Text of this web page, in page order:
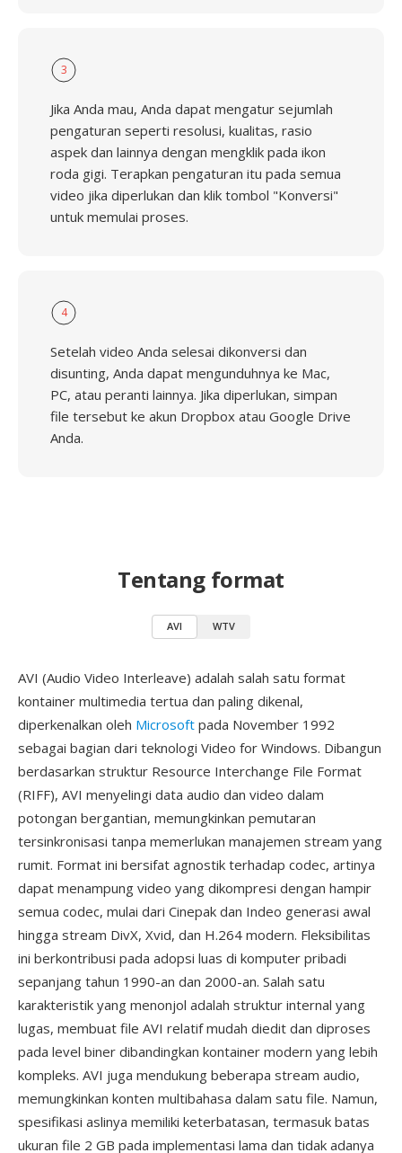
3
Jika Anda mau, Anda dapat mengatur sejumlah
pengaturan seperti resolusi, kualitas, rasio
aspek dan lainnya dengan mengklik pada ikon
roda gigi. Terapkan pengaturan itu pada semua
video jika diperlukan dan klik tombol "Konversi"
untuk memulai proses.
4
Setelah video Anda selesai dikonversi dan
disunting, Anda dapat mengunduhnya ke Mac,
PC, atau peranti lainnya. Jika diperlukan, simpan
file tersebut ke akun Dropbox atau Google Drive
Anda.
Tentang format
AVI WTV
AVI (Audio Video Interleave) adalah salah satu format
kontainer multimedia tertua dan paling dikenal,
diperkenalkan oleh Microsoft pada November 1992
sebagai bagian dari teknologi Video for Windows. Dibangun
berdasarkan struktur Resource Interchange File Format
(RIFF), AVI menyelingi data audio dan video dalam
potongan bergantian, memungkinkan pemutaran
tersinkronisasi tanpa memerlukan manajemen stream yang
rumit. Format ini bersifat agnostik terhadap codec, artinya
dapat menampung video yang dikompresi dengan hampir
semua codec, mulai dari Cinepak dan Indeo generasi awal
hingga stream DivX, Xvid, dan H.264 modern. Fleksibilitas
ini berkontribusi pada adopsi luas di komputer pribadi
sepanjang tahun 1990-an dan 2000-an. Salah satu
karakteristik yang menonjol adalah struktur internal yang
lugas, membuat file AVI relatif mudah diedit dan diproses
pada level biner dibandingkan kontainer modern yang lebih
kompleks. AVI juga mendukung beberapa stream audio,
memungkinkan konten multibahasa dalam satu file. Namun,
spesifikasi aslinya memiliki keterbatasan, termasuk batas
ukuran file 2 GB pada implementasi lama dan tidak adanya